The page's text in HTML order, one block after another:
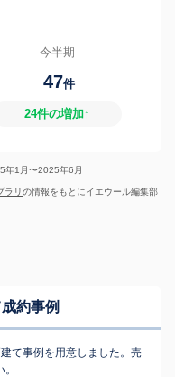
今半期
47件
24件の増加↑
年1月〜2025年6月
ラリの情報をもとにイエウール編集部
約事例
て事例を用意しました。売